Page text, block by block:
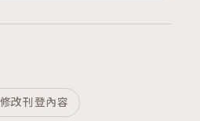
修改刊登內容